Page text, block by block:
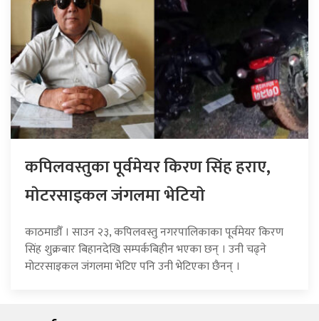
कपिलवस्तुका पूर्वमेयर किरण सिंह हराए,
माेटरसाइकल जंगलमा भेटियाे
काठमाडौँ । साउन २३, कपिलवस्तु नगरपालिकाका पूर्वमेयर किरण
सिंह शुक्रबार बिहानदेखि सम्पर्कबिहीन भएका छन् । उनी चढ्ने
मोटरसाइकल जंगलमा भेटिए पनि उनी भेटिएका छैनन् ।